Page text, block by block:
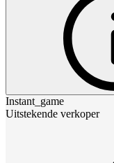
Instant_game
Uitstekende verkoper